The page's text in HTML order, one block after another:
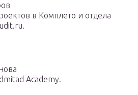
в Комплето и отдела
Academy.